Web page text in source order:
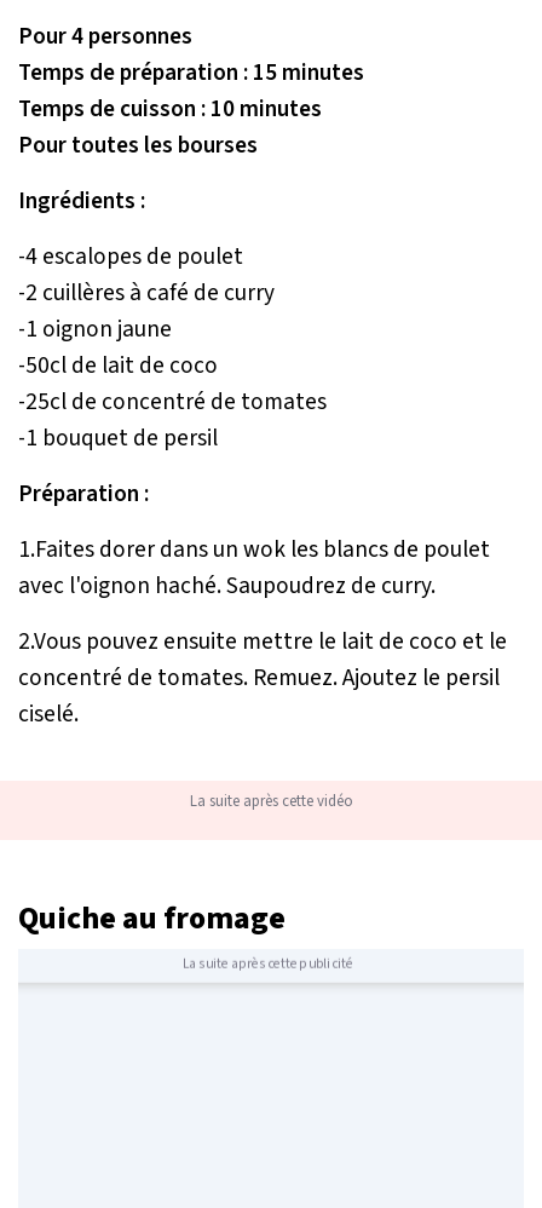
Pour 4 personnes
Temps de préparation : 15 minutes
Temps de cuisson : 10 minutes
Pour toutes les bourses
Ingrédients :
-4 escalopes de poulet
-2 cuillères à café de curry
-1 oignon jaune
-50cl de lait de coco
-25cl de concentré de tomates
-1 bouquet de persil
Préparation :
1.Faites dorer dans un wok les blancs de poulet
avec l'oignon haché. Saupoudrez de curry.
2.Vous pouvez ensuite mettre le lait de coco et le
concentré de tomates. Remuez. Ajoutez le persil
ciselé.
La suite après cette vidéo
Quiche au fromage
La suite après cette publicité